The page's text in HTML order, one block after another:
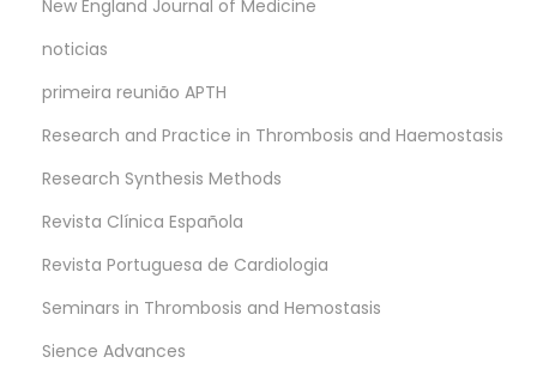
New England Journal of Medicine
noticias
primeira reunião APTH
Research and Practice in Thrombosis and Haemostasis
Research Synthesis Methods
Revista Clínica Española
Revista Portuguesa de Cardiologia
Seminars in Thrombosis and Hemostasis
Sience Advances